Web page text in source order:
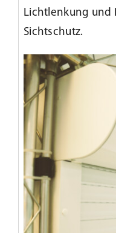
Lichtlenkung und
Sichtschutz.